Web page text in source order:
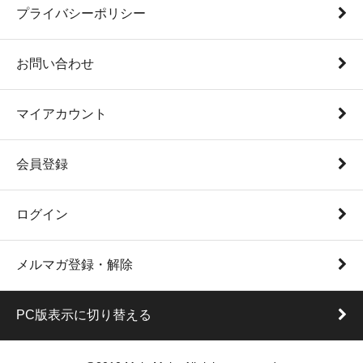
プライバシーポリシー
お問い合わせ
マイアカウント
会員登録
ログイン
メルマガ登録・解除
PC版表示に切り替える